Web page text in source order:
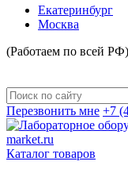
Екатеринбург
Москва
(Работаем по всей РФ)
Перезвонить мне +7
Каталог товаров